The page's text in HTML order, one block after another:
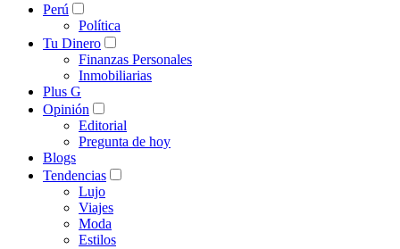
Perú
Política
Tu Dinero
Finanzas Personales
Inmobiliarias
Plus G
Opinión
Editorial
Pregunta de hoy
Blogs
Tendencias
Lujo
Viajes
Moda
Estilos